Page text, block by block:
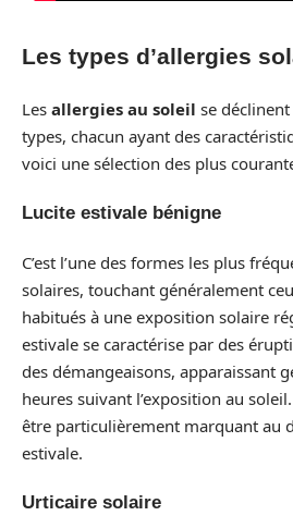
Les types d’allergies
Les allergies au soleil se
types, chacun ayant des
voici une sélection des plus
Lucite estivale bénigne
C’est l’une des formes les plus
solaires, touchant généralement
habitués à une exposition solaire
estivale se caractérise par des
des démangeaisons, apparaissant
heures suivant l’exposition au
être particulièrement marquant au
estivale.
Urticaire solaire